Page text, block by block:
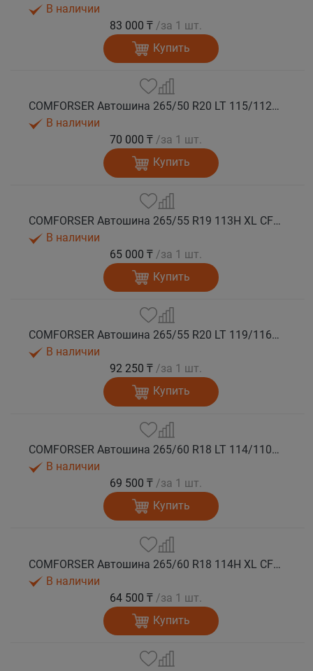
В наличии
83 000 ₸ /за 1 шт.
Купить
COMFORSER Автошина 265/50 R20 LT 115/112S CF1100 RWL лето
В наличии
70 000 ₸ /за 1 шт.
Купить
COMFORSER Автошина 265/55 R19 113H XL CF1100 RWL лето
В наличии
65 000 ₸ /за 1 шт.
Купить
COMFORSER Автошина 265/55 R20 LT 119/116R CF1100 10PR RWL лето
В наличии
92 250 ₸ /за 1 шт.
Купить
COMFORSER Автошина 265/60 R18 LT 114/110S CF1100 8PR RWL лето
В наличии
69 500 ₸ /за 1 шт.
Купить
COMFORSER Автошина 265/60 R18 114H XL CF1100 RWL лето
В наличии
64 500 ₸ /за 1 шт.
Купить